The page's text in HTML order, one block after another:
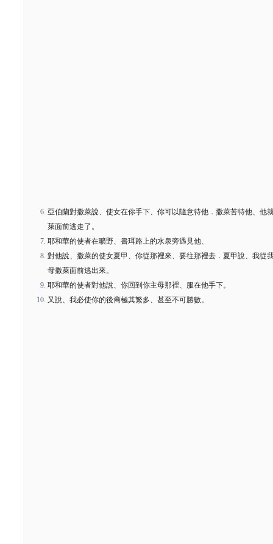
亞伯蘭對撒萊說、使女在你手下、你可以隨意待他．撒萊苦待他、他
萊面前逃走了。
耶和華的使者在曠野、書珥路上的水泉旁遇見他、
對他說、撒萊的使女夏甲、你從那裡來、要往那裡去．夏甲說、我從
母撒萊面前逃出來。
耶和華的使者對他說、你回到你主母那裡、服在他手下。
又說、我必使你的後裔極其繁多、甚至不可勝數。